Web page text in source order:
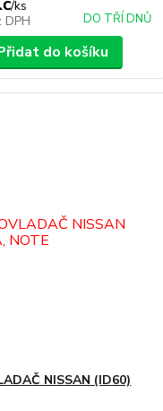
/ks
DPH DO TŘÍ DNŮ
do košíku
NISSAN (ID60)